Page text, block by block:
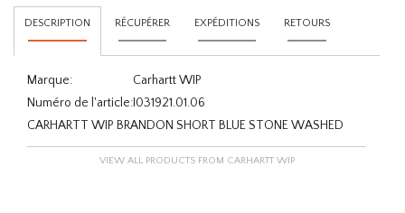
DESCRIPTION RÉCUPÉRER EXPÉDITIONS RETOURS
Marque:
Carhartt WIP
Numéro de l'article:I031921.01.06
CARHARTT WIP BRANDON SHORT BLUE STONE WASHED
VIEW ALL PRODUCTS FROM CARHARTT WIP